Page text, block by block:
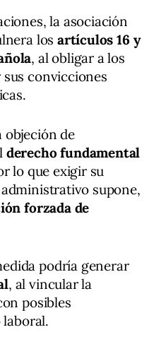
la asociación
los artículos 16 y
, al obligar a los
convicciones
objeción de
derecho fundamental
lo que exigir su
supone,
forzada de
podría generar
, al vincular la
posibles